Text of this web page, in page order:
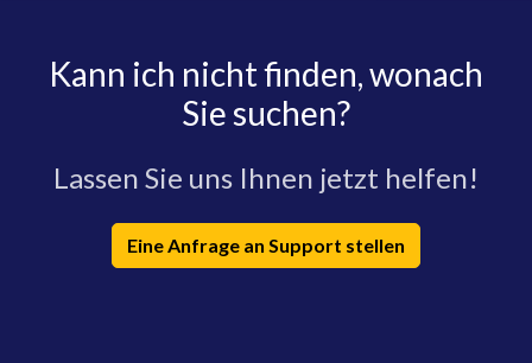
Kann ich nicht finden, wonach
Sie suchen?
Lassen Sie uns Ihnen jetzt helfen!
Eine Anfrage an Support stellen